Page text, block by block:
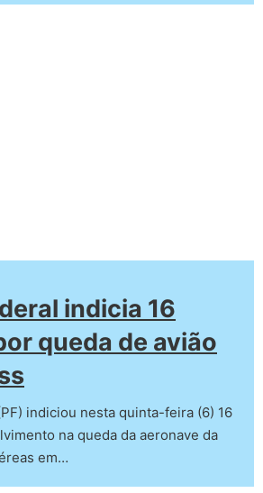
indicia 16
queda de avião
indiciou nesta quinta-feira (6) 16
na queda da aeronave da
em…